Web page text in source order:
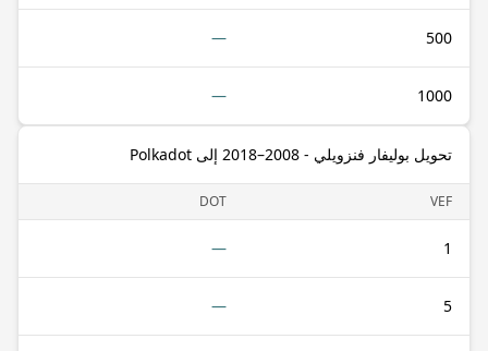
500
—
1000
—
تحويل بوليفار فنزويلي - 2008–2018 إلى Polkadot
VEF
DOT
1
—
5
—